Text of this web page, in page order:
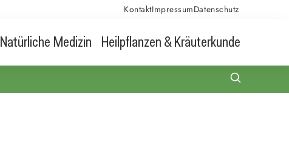
KontaktImpressumDatenschutz
Natürliche Medizin Heilpflanzen & Kräuterkunde